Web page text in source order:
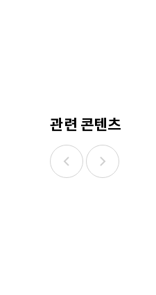
관련 콘텐츠